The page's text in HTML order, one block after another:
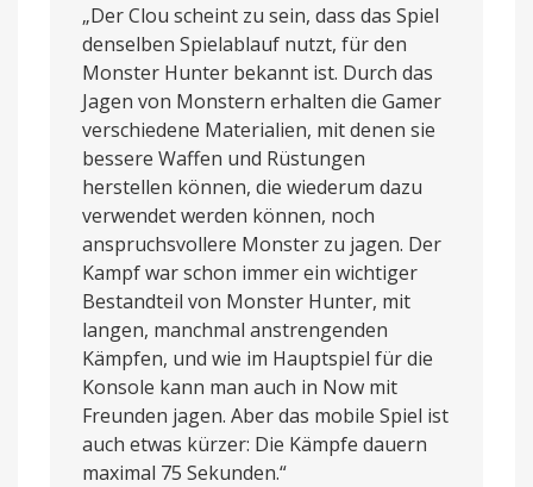
„Der Clou scheint zu sein, dass das Spiel
denselben Spielablauf nutzt, für den
Monster Hunter bekannt ist. Durch das
Jagen von Monstern erhalten die Gamer
verschiedene Materialien, mit denen sie
bessere Waffen und Rüstungen
herstellen können, die wiederum dazu
verwendet werden können, noch
anspruchsvollere Monster zu jagen. Der
Kampf war schon immer ein wichtiger
Bestandteil von Monster Hunter, mit
langen, manchmal anstrengenden
Kämpfen, und wie im Hauptspiel für die
Konsole kann man auch in Now mit
Freunden jagen. Aber das mobile Spiel ist
auch etwas kürzer: Die Kämpfe dauern
maximal 75 Sekunden.“